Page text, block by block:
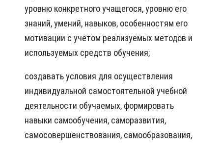
уровню конкретного учащегося, уровню его
знаний, умений, навыков, особенностям его
мотивации с учетом реализуемых методов и
используемых средств обучения;
создавать условия для осуществления
индивидуальной самостоятельной учебной
деятельности обучаемых, формировать
навыки самообучения, саморазвития,
самосовершенствования, самообразования,